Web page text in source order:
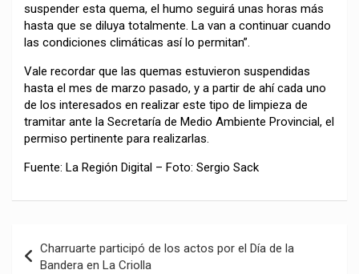
suspender esta quema, el humo seguirá unas horas más
hasta que se diluya totalmente. La van a continuar cuando
las condiciones climáticas así lo permitan”.
Vale recordar que las quemas estuvieron suspendidas
hasta el mes de marzo pasado, y a partir de ahí cada uno
de los interesados en realizar este tipo de limpieza de
tramitar ante la Secretaría de Medio Ambiente Provincial, el
permiso pertinente para realizarlas.
Fuente: La Región Digital – Foto: Sergio Sack
de
Charruarte participó de los actos por el Día de la
Bandera en La Criolla